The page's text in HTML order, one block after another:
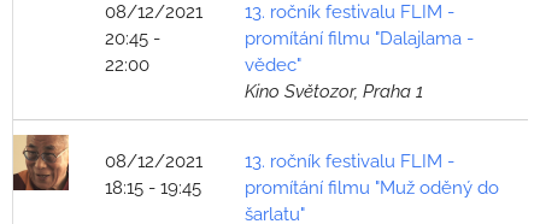
08/12/2021
20:45 -
22:00
13. ročník festivalu FLIM -
promítání filmu "Dalajlama -
vědec"
Kino Světozor, Praha 1
08/12/2021
18:15 - 19:45
13. ročník festivalu FLIM -
promítání filmu "Muž oděný do
šarlatu"